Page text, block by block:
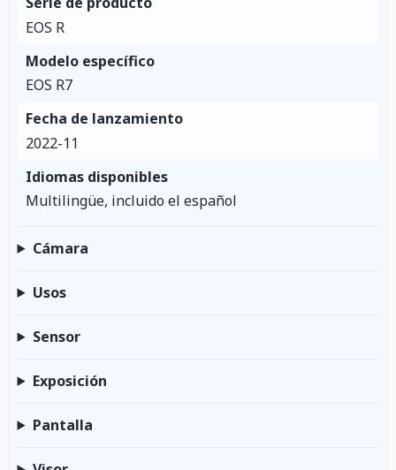
EOS R
Modelo específico
EOS R7
Fecha de lanzamiento
2022-11
Idiomas disponibles
Multilingüe, incluido el español
Cámara
Usos
Sensor
Exposición
Pantalla